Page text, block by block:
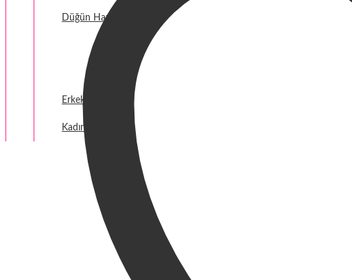
Düğün Hazırlığı
Termal Giyim
Erkek Giyim
Kadın Giyim